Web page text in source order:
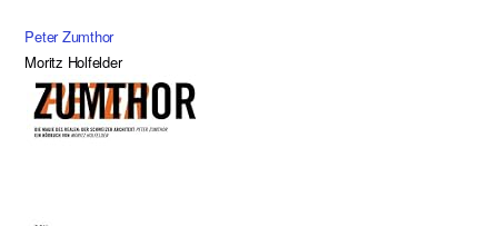
Peter Zumthor
Moritz Holfelder